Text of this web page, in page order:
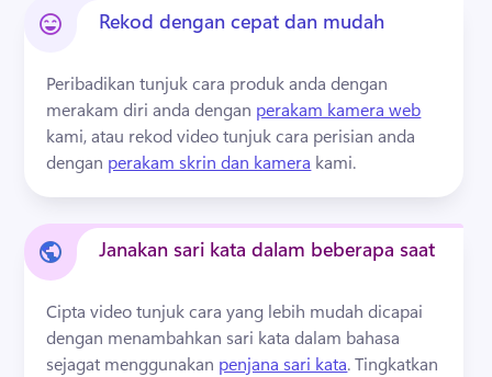
Rekod dengan cepat dan mudah
Peribadikan tunjuk cara produk anda dengan
merakam diri anda dengan perakam kamera web
kami, atau rekod video tunjuk cara perisian anda
dengan perakam skrin dan kamera kami.
Janakan sari kata dalam beberapa saat
Cipta video tunjuk cara yang lebih mudah dicapai
dengan menambahkan sari kata dalam bahasa
sejagat menggunakan penjana sari kata. Tingkatkan